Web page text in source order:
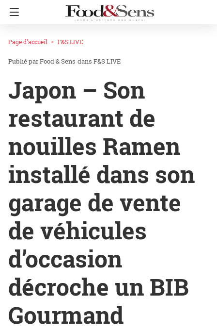
Page d'accueil F&S LIVE
Food & Sens dans F&S LIVE
Japon – Son
restaurant de
nouilles Ramen
installé dans son
garage de vente
de véhicules
d’occasion
décroche un BIB
Gourmand